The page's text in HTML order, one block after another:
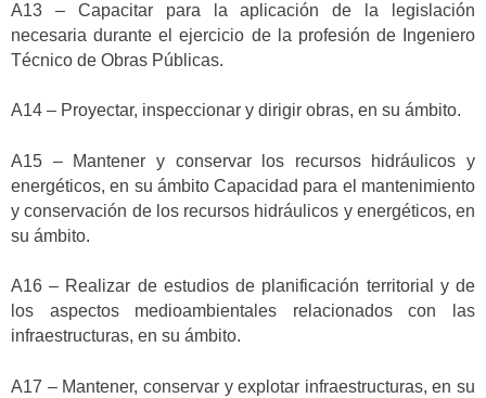
A13 – Capacitar para la aplicación de la legislación
necesaria durante el ejercicio de la profesión de Ingeniero
Técnico de Obras Públicas.
A14 – Proyectar, inspeccionar y dirigir obras, en su ámbito.
A15 – Mantener y conservar los recursos hidráulicos y
energéticos, en su ámbito Capacidad para el mantenimiento
y conservación de los recursos hidráulicos y energéticos, en
su ámbito.
A16 – Realizar de estudios de planificación territorial y de
los aspectos medioambientales relacionados con las
infraestructuras, en su ámbito.
A17 – Mantener, conservar y explotar infraestructuras, en su